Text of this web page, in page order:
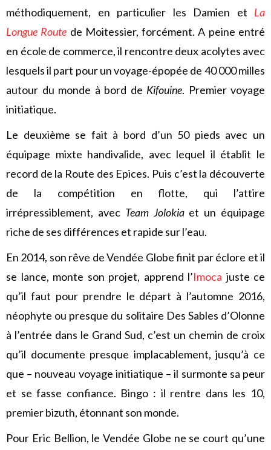
méthodiquement, en particulier les Damien et La
Longue Route de Moitessier, forcément. A peine entré
en école de commerce, il rencontre deux acolytes avec
lesquels il part pour un voyage-épopée de 40 000 milles
autour du monde à bord de Kifouine. Premier voyage
initiatique.
Le deuxième se fait à bord d’un 50 pieds avec un
équipage mixte handivalide, avec lequel il établit le
record de la Route des Epices. Puis c’est la découverte
de la compétition en flotte, qui l’attire
irrépressiblement, avec Team Jolokiaet un équipage
riche de ses différences et rapide sur l’eau.
En 2014, son rêve de Vendée Globe finit par éclore et il
se lance, monte son projet, apprend l’Imoca juste ce
qu’il faut pour prendre le départ à l’automne 2016,
néophyte ou presque du solitaire Des Sables d’Olonne
à l’entrée dans le Grand Sud, c’est un chemin de croix
qu’il documente presque implacablement, jusqu’à ce
que – nouveau voyage initiatique – il surmonte sa peur
et se fasse confiance. Bingo : il rentre dans les 10,
premier bizuth, étonnant son monde.
Pour Eric Bellion, le Vendée Globe ne se court qu’une